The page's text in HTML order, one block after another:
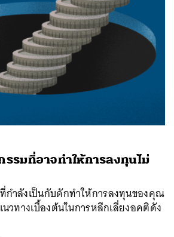
รมที่อาจทำให้การลงทุนไม่
กำลังเป็นกับดักทำให้การลงทุนของคุณ
วทางเบื้องต้นในการหลีกเลี่ยงอคติดัง